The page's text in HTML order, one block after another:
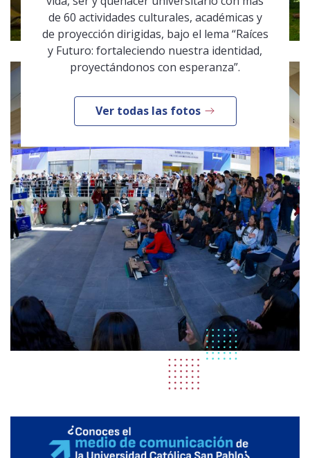
de 60 actividades culturales, académicas y
de proyección dirigidas, bajo el lema “Raíces
y Futuro: fortaleciendo nuestra identidad,
proyectándonos con esperanza”.
Ver todas las fotos